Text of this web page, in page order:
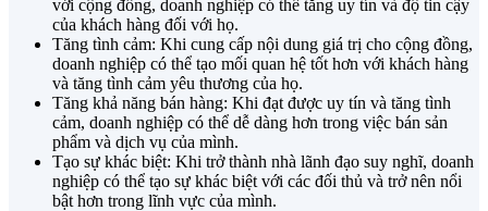
với cộng đồng, doanh nghiệp có thể tăng uy tín và độ tin cậy
của khách hàng đối với họ.
Tăng tình cảm: Khi cung cấp nội dung giá trị cho cộng đồng,
doanh nghiệp có thể tạo mối quan hệ tốt hơn với khách hàng
và tăng tình cảm yêu thương của họ.
Tăng khả năng bán hàng: Khi đạt được uy tín và tăng tình
cảm, doanh nghiệp có thể dễ dàng hơn trong việc bán sản
phẩm và dịch vụ của mình.
Tạo sự khác biệt: Khi trở thành nhà lãnh đạo suy nghĩ, doanh
nghiệp có thể tạo sự khác biệt với các đối thủ và trở nên nổi
bật hơn trong lĩnh vực của mình.